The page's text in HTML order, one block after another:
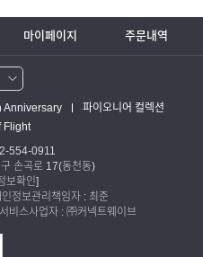
마이페이지 주문내역
Anniversary
파이오니어 컬렉션
Flight
554-0911
손곡로 17(동천동)
보확인]
인정보관리책임자 : 최준
비스사업자 : ㈜커넥트웨이브